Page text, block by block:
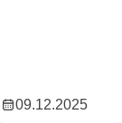
09.12.2025